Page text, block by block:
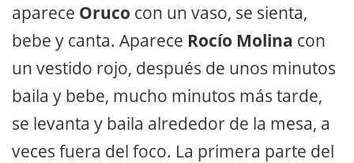
aparece Oruco con un vaso, se sienta,
bebe y canta. Aparece Rocío Molina con
un vestido rojo, después de unos minutos
baila y bebe, mucho minutos más tarde,
se levanta y baila alrededor de la mesa, a
veces fuera del foco. La primera parte del